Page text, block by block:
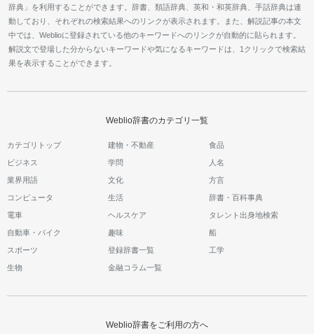
辞典」を利用することができます。辞書、類語辞典、英和・和英辞典、手話辞典は連
動しており、それぞれの検索結果へのリンクが表示されます。また、解説記事の本文
中では、Weblioに登録されている他のキーワードへのリンクが自動的に貼られます。
解説文で登場した分からないキーワードや気になるキーワードは、1クリックで検索結
果を表示することができます。
Weblio辞書のカテゴリ一覧
カテゴリトップ 建物・不動産 食品
ビジネス 学問 人名
業界用語 文化 方言
コンピュータ 生活 辞書・百科事典
電車 ヘルスケア タレント出身地検索
自動車・バイク 趣味 船
スポーツ 登録辞書一覧 工学
生物 金融コラム一覧
Weblio辞書をご利用の方へ